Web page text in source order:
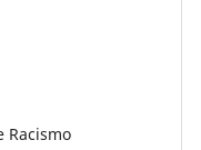
Racismo